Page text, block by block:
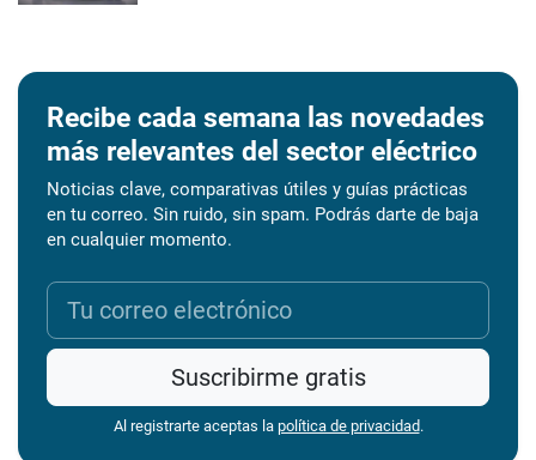
Recibe cada semana las novedades
más relevantes del sector eléctrico
Noticias clave, comparativas útiles y guías prácticas
en tu correo. Sin ruido, sin spam. Podrás darte de baja
en cualquier momento.
Suscribirme gratis
Al registrarte aceptas la política de privacidad.